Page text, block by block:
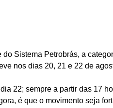
Sistema Petrobrás, a
nos dias 20, 21 e 22 de
22; sempre a partir das 17
é que o movimento seja